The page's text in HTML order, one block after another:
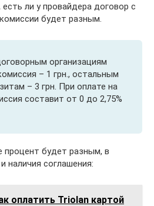
ли у провайдера договор с
будет разным.
организациям
– 1 грн., остальным
– 3 грн. При оплате на
составит от 0 до 2,75%
процент будет разным, в
наличия соглашения:
оплатить Triolan картой